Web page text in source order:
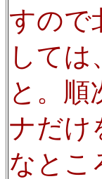
すので
して
と。順
ナだけ
なとこ